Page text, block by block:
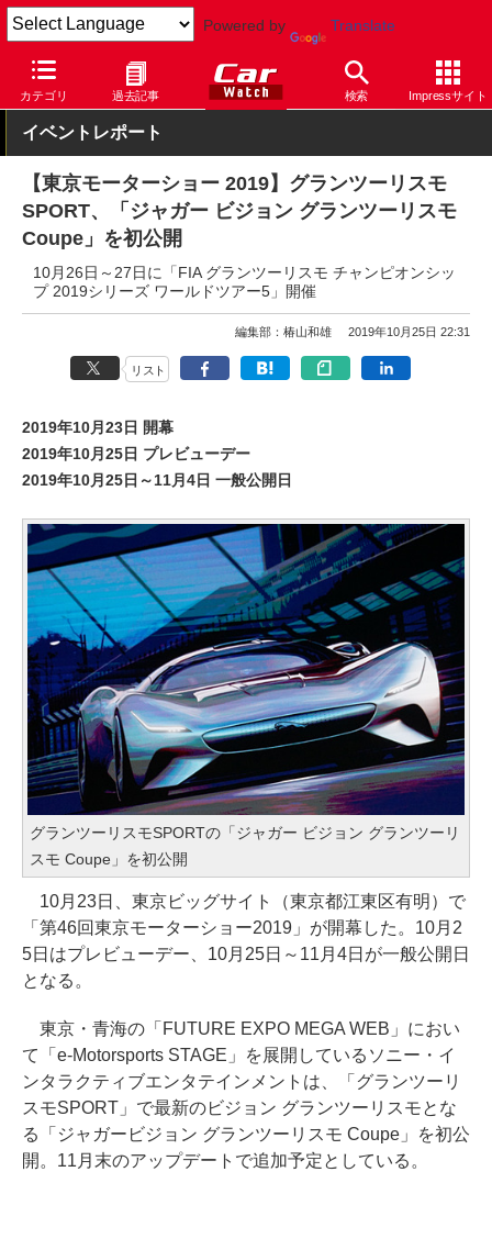
Powered by Translate
カテゴリ 過去記事 検索 Impressサイト
Car Watch イベント 東京モーターショー 2019
イベントレポート
【東京モーターショー 2019】グランツーリスモ
SPORT、「ジャガー ビジョン グランツーリスモ
Coupe」を初公開
10月26日～27日に「FIA グランツーリスモ チャンピオンシッ
プ 2019シリーズ ワールドツアー5」開催
編集部：椿山和雄 2019年10月25日 22:31
リスト
2019年10月23日 開幕
2019年10月25日 プレビューデー
2019年10月25日～11月4日 一般公開日
グランツーリスモSPORTの「ジャガー ビジョン グランツーリ
スモ Coupe」を初公開
10月23日、東京ビッグサイト（東京都江東区有明）で
「第46回東京モーターショー2019」が開幕した。10月2
5日はプレビューデー、10月25日～11月4日が一般公開日
となる。
東京・青海の「FUTURE EXPO MEGA WEB」におい
て「e-Motorsports STAGE」を展開しているソニー・イ
ンタラクティブエンタテインメントは、「グランツーリ
スモSPORT」で最新のビジョン グランツーリスモとな
る「ジャガービジョン グランツーリスモ Coupe」を初公
開。11月末のアップデートで追加予定としている。